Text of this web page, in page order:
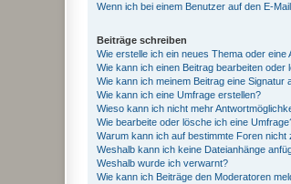
Wenn ich bei einem Benutzer auf den E-
Beiträge schreiben
Wie erstelle ich ein neues Thema oder eine
Wie kann ich einen Beitrag bearbeiten oder
Wie kann ich meinem Beitrag eine Signatur
Wie kann ich eine Umfrage erstellen?
Wieso kann ich nicht mehr
Wie bearbeite oder lösche ich eine
Warum kann ich auf bestimmte Foren nicht
Weshalb kann ich keine Dateianhänge
Weshalb wurde ich verwarnt?
Wie kann ich Beiträge den Moderatoren